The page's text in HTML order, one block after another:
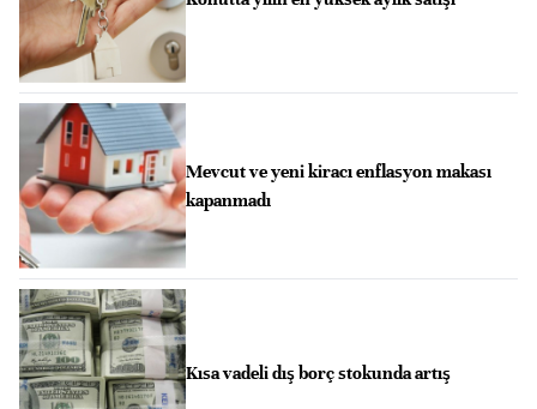
Mevcut ve yeni kiracı enflasyon makası
kapanmadı
Kısa vadeli dış borç stokunda artış